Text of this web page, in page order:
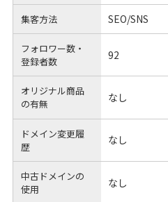
集客方法 SEO/SNS
フォロワー数・
登録者数
92
オリジナル商品
の有無
なし
ドメイン変更履
歴
なし
中古ドメインの
使用
なし